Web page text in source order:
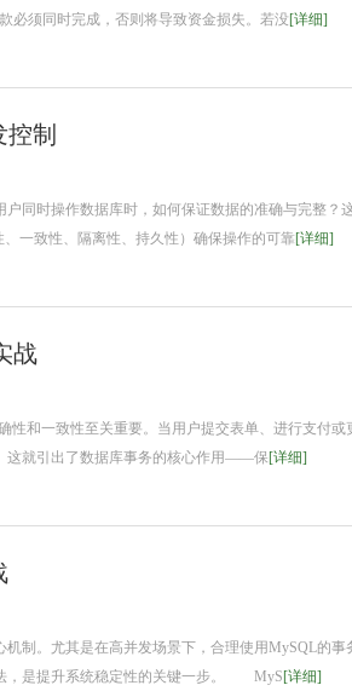
必须同时完成，否则将导致资金损失。若没[详细]
制
时操作数据库时，如何保证数据的准确与完整？
一致性、隔离性、持久性）确保操作的可靠[详细]
战
和一致性至关重要。当用户提交表单、进行支付或
这就引出了数据库事务的核心作用——保[详细]
。尤其是在高并发场景下，合理使用MySQL的事
，是提升系统稳定性的关键一步。 MyS[详细]